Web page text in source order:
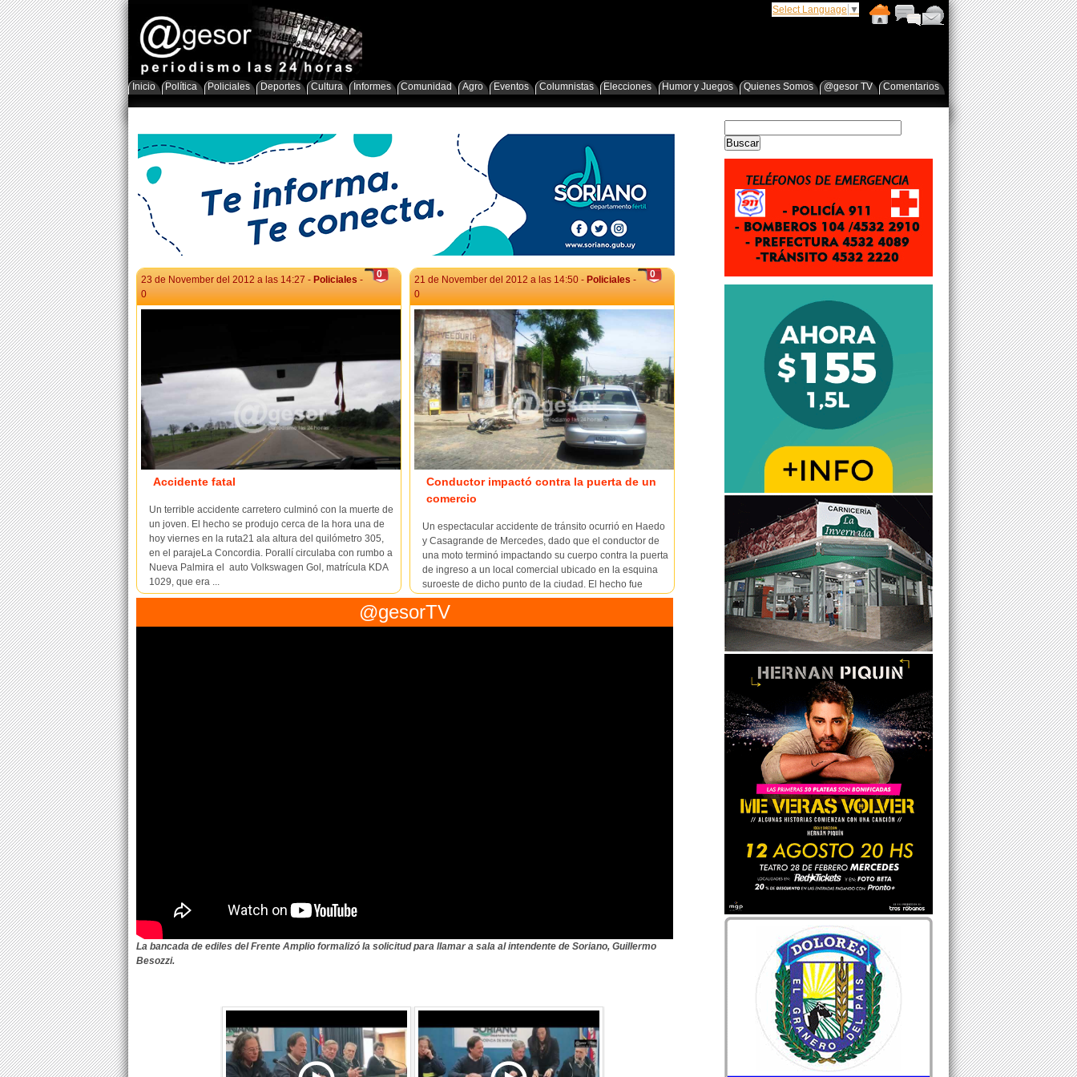
Select Language ▼
Inicio Política Policiales Deportes Cultura Informes Comunidad Agro Eventos Columnistas Elecciones Humor y Juegos Quienes Somos @gesor TV Comentarios
0
23 de November del 2012 a las 14:27 - Policiales -
0
Accidente fatal
Un terrible accidente carretero culminó con la muerte de
un joven. El hecho se produjo cerca de la hora una de
hoy viernes en la ruta21 ala altura del quilómetro 305,
en el parajeLa Concordia. Porallí circulaba con rumbo a
Nueva Palmira el auto Volkswagen Gol, matrícula KDA
1029, que era ...
0
21 de November del 2012 a las 14:50 - Policiales -
0
Conductor impactó contra la puerta de un
comercio
Un espectacular accidente de tránsito ocurrió en Haedo
y Casagrande de Mercedes, dado que el conductor de
una moto terminó impactando su cuerpo contra la puerta
de ingreso a un local comercial ubicado en la esquina
suroeste de dicho punto de la ciudad. El hecho fue
protagonizado por el auto Volswagen Gol KMA 8809,
conducido ...
@gesorTV
La bancada de ediles del Frente Amplio formalizó la solicitud para llamar a sala al intendente de Soriano, Guillermo
Besozzi.